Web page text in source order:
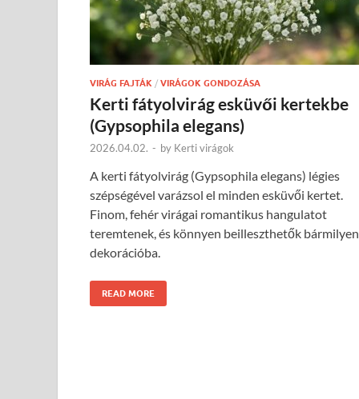
VIRÁG FAJTÁK / VIRÁGOK GONDOZÁSA
Kerti fátyolvirág esküvői kertekbe
(Gypsophila elegans)
2026.04.02. - by Kerti virágok
A kerti fátyolvirág (Gypsophila elegans) légies
szépségével varázsol el minden esküvői kertet.
Finom, fehér virágai romantikus hangulatot
teremtenek, és könnyen beilleszthetők bármilyen
dekorációba.
READ MORE